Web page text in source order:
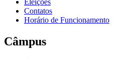
Eleições
Contatos
Horário de Funcionamento
Câmpus